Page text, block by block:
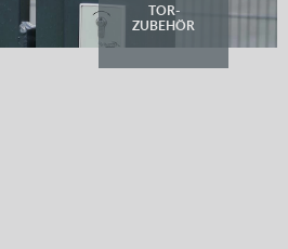
TOR-
ZUBEHÖR